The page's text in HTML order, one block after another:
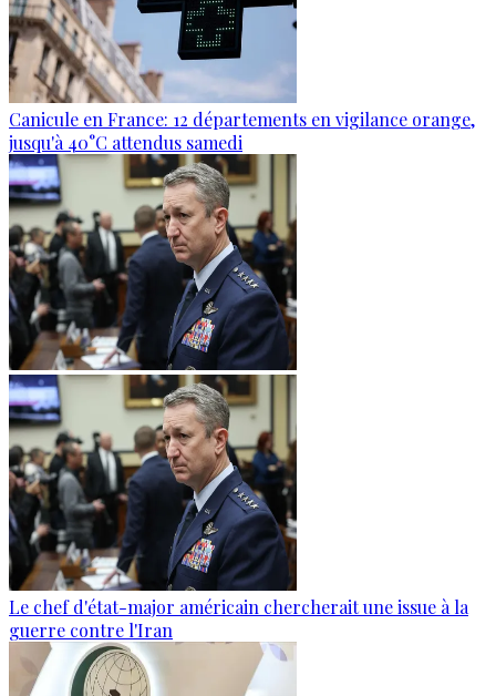
Canicule en France: 12 départements en vigilance orange,
jusqu'à 40°C attendus samedi
Le chef d'état-major américain chercherait une issue à la
guerre contre l'Iran